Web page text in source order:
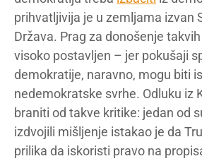
prihvatljivija je u zemljama izvan
Država. Prag za donošenje
visoko postavljen – jer pokušaji
demokratije, naravno, mogu biti
nedemokratske svrhe. Odluku iz
braniti od takve kritike: jedan od
izdvojili mišljenje istakao je da
prilika da iskoristi pravo na